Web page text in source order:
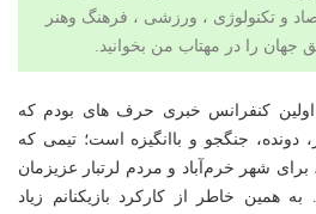
و تکنولوژی ، ورزشی ، فرهنگ وهنر
جهان را در مهتاب من بخوانید.
کنفرانس خبری حرف های بودم که
جنگجو و باانگیزه است؛ تیمی که
شهر خرم‌آباد و مردم لرتبار عزیزمان
به همین خاطر از کارکرد بازیکنانم زیاد